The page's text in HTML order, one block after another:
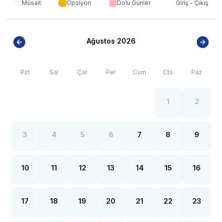
stabilize(toprak) olabilmektedir.
* Fethiye bölgesinde özellikle yaz aylarında yoğun nüfus
olsa internet, elektrik ve su kesintileri yaşanabilmektedir.
Müsait Opsiyon Dolu Günler Giriş - Çıkış
Ağustos 2026
Pzt Sal Çar Per Cum Cts Paz
1 2
3 4 5 6 7 8 9
10 11 12 13 14 15 16
17 18 19 20 21 22 23